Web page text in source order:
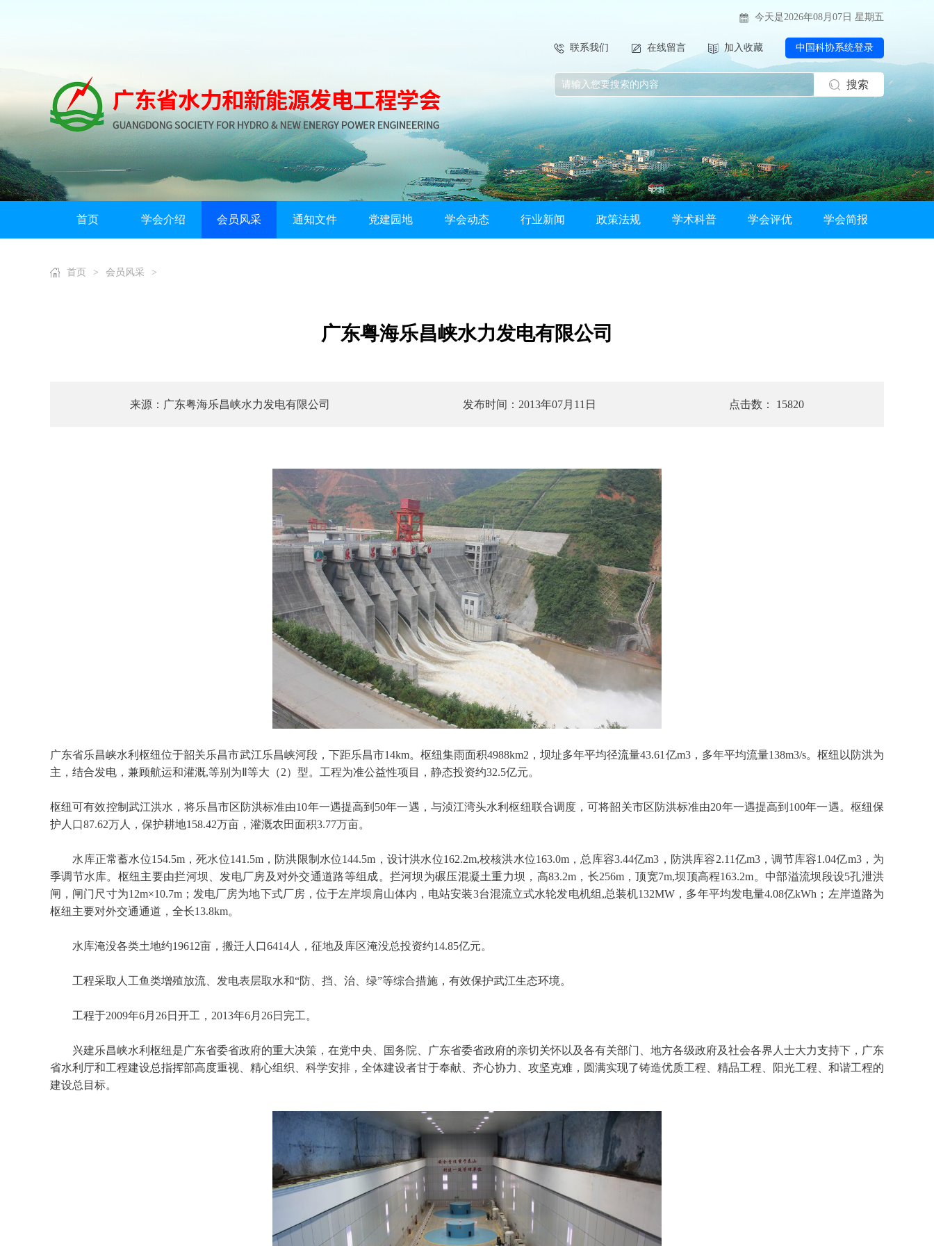
今天是2026年08月07日 星期五
联系我们 在线留言 加入收藏 中国科协系统登录
搜索
首页 学会介绍 会员风采 通知文件 党建园地 学会动态 行业新闻 政策法规 学术科普 学会评优 学会简报
首页 > 会员风采 >
广东粤海乐昌峡水力发电有限公司
来源：广东粤海乐昌峡水力发电有限公司 发布时间：2013年07月11日 点击数： 15820
广东省乐昌峡水利枢纽位于韶关乐昌市武江乐昌峡河段，下距乐昌市14km。枢纽集雨面积4988km2，坝址多年平均径流量43.61亿m3，多年平均流量138m3/s。枢纽以防洪为
主，结合发电，兼顾航运和灌溉,等别为Ⅱ等大（2）型。工程为准公益性项目，静态投资约32.5亿元。
枢纽可有效控制武江洪水，将乐昌市区防洪标准由10年一遇提高到50年一遇，与浈江湾头水利枢纽联合调度，可将韶关市区防洪标准由20年一遇提高到100年一遇。枢纽保
护人口87.62万人，保护耕地158.42万亩，灌溉农田面积3.77万亩。
水库正常蓄水位154.5m，死水位141.5m，防洪限制水位144.5m，设计洪水位162.2m,校核洪水位163.0m，总库容3.44亿m3，防洪库容2.11亿m3，调节库容1.04亿m3，为
季调节水库。枢纽主要由拦河坝、发电厂房及对外交通道路等组成。拦河坝为碾压混凝土重力坝，高83.2m，长256m，顶宽7m,坝顶高程163.2m。中部溢流坝段设5孔泄洪
闸，闸门尺寸为12m×10.7m；发电厂房为地下式厂房，位于左岸坝肩山体内，电站安装3台混流立式水轮发电机组,总装机132MW，多年平均发电量4.08亿kWh；左岸道路为
枢纽主要对外交通通道，全长13.8km。
水库淹没各类土地约19612亩，搬迁人口6414人，征地及库区淹没总投资约14.85亿元。
工程采取人工鱼类增殖放流、发电表层取水和“防、挡、治、绿”等综合措施，有效保护武江生态环境。
工程于2009年6月26日开工，2013年6月26日完工。
兴建乐昌峡水利枢纽是广东省委省政府的重大决策，在党中央、国务院、广东省委省政府的亲切关怀以及各有关部门、地方各级政府及社会各界人士大力支持下，广东
省水利厅和工程建设总指挥部高度重视、精心组织、科学安排，全体建设者甘于奉献、齐心协力、攻坚克难，圆满实现了铸造优质工程、精品工程、阳光工程、和谐工程的
建设总目标。